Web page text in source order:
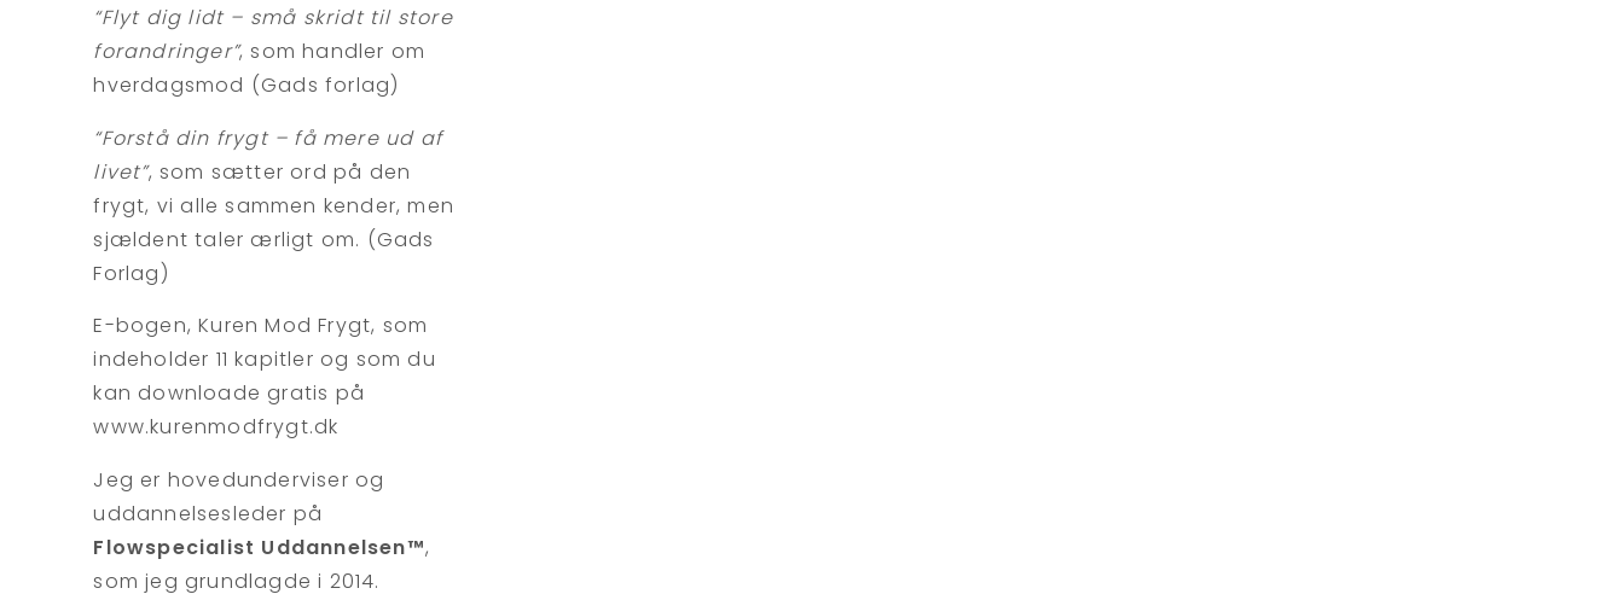
“Flyt dig lidt – små skridt til store
forandringer”, som handler om
hverdagsmod (Gads forlag)
“Forstå din frygt – få mere ud af
livet”, som sætter ord på den
frygt, vi alle sammen kender, men
sjældent taler ærligt om. (Gads
Forlag)
E-bogen, Kuren Mod Frygt, som
indeholder 11 kapitler og som du
kan downloade gratis på
www.kurenmodfrygt.dk
Jeg er hovedunderviser og
uddannelsesleder på
Flowspecialist Uddannelsen™,
som jeg grundlagde i 2014.